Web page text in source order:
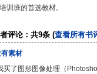
训班的首选教材。
评论：共9条 (查看所有书
素材
买了图形图像处理（